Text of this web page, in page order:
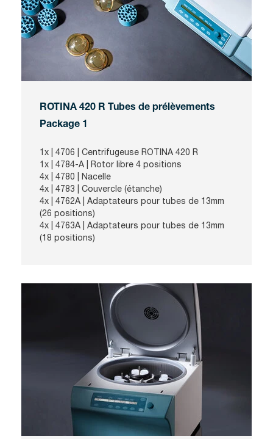
ROTINA 420 R Tubes de prélèvements
Package 1
1x | 4706
| Centrifugeuse ROTINA 420 R
1x | 4784-A | Rotor libre 4 positions
4x | 4780
| Nacelle
4x | 4783
| Couvercle (étanche)
4x | 4762A
| Adaptateurs pour tubes de 13mm
(26 positions)
4x | 4763A
| Adaptateurs pour tubes de 13mm
(18 positions)